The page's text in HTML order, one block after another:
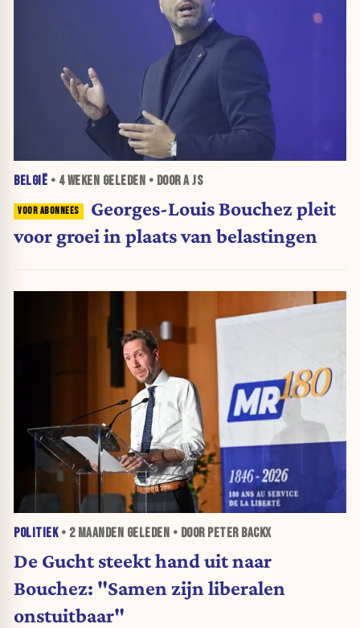
BELGIË • 4 WEKEN GELEDEN • DOOR A JS
Georges-Louis Bouchez pleit
voor groei in plaats van belastingen
POLITIEK• 2 MAANDEN GELEDEN • DOOR PETER BACKX
De Gucht steekt hand uit naar
Bouchez: "Samen zijn liberalen
onstuitbaar"